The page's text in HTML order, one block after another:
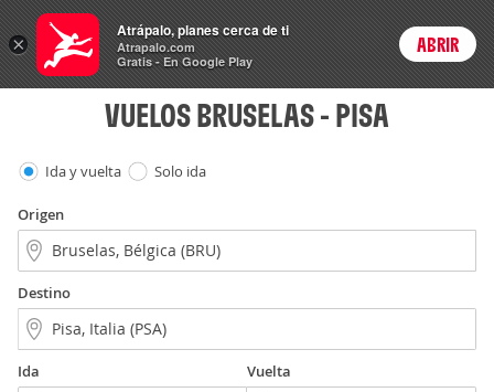
Vuelos Precios enPeso
ARSCambiar moneda
Login
VUELOS BRUSELAS - PISA
Ida y vuelta Solo ida
Origen
Destino
Ida Vuelta
×
Atrápalo, planes cerca de ti
Atrapalo.com
Gratis - En Google Play
ABRIR